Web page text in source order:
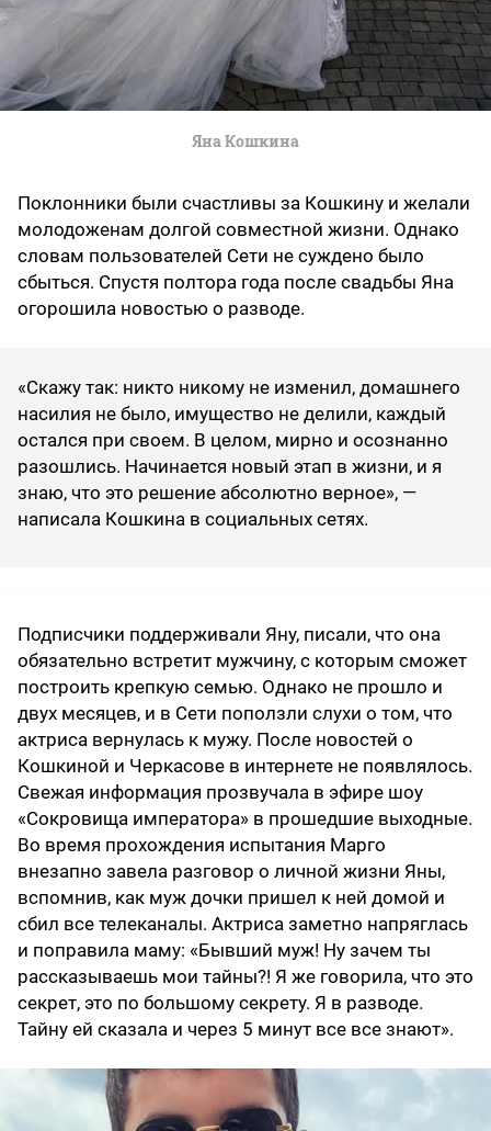
Яна Кошкина
Поклонники были счастливы за Кошкину и желали
молодоженам долгой совместной жизни. Однако
словам пользователей Сети не суждено было
сбыться. Спустя полтора года после свадьбы Яна
огорошила новостью о разводе.
«Скажу так: никто никому не изменил, домашнего
насилия не было, имущество не делили, каждый
остался при своем. В целом, мирно и осознанно
разошлись. Начинается новый этап в жизни, и я
знаю, что это решение абсолютно верное», —
написала Кошкина в социальных сетях.
Подписчики поддерживали Яну, писали, что она
обязательно встретит мужчину, с которым сможет
построить крепкую семью. Однако не прошло и
двух месяцев, и в Сети поползли слухи о том, что
актриса вернулась к мужу. После новостей о
Кошкиной и Черкасове в интернете не появлялось.
Свежая информация прозвучала в эфире шоу
«Сокровища императора» в прошедшие выходные.
Во время прохождения испытания Марго
внезапно завела разговор о личной жизни Яны,
вспомнив, как муж дочки пришел к ней домой и
сбил все телеканалы. Актриса заметно напряглась
и поправила маму: «Бывший муж! Ну зачем ты
рассказываешь мои тайны?! Я же говорила, что это
секрет, это по большому секрету. Я в разводе.
Тайну ей сказала и через 5 минут все все знают».